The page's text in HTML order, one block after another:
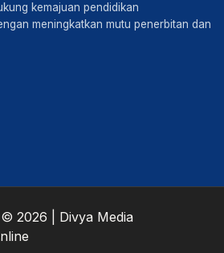
kemajuan pendidikan
meningkatkan mutu penerbitan dan
2026 | Divya Media